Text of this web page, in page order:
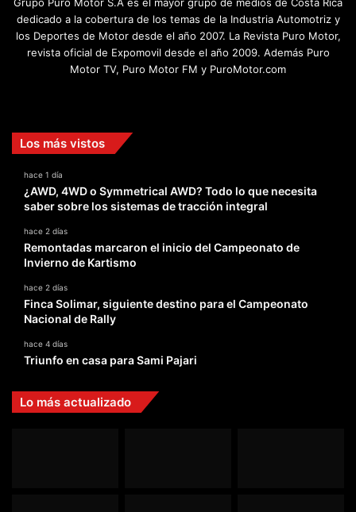
dedicado a la cobertura de los temas de la Industria Automotriz y
los Deportes de Motor desde el año 2007. La Revista Puro Motor,
revista oficial de Expomovil desde el año 2009. Además Puro
Motor TV, Puro Motor FM y PuroMotor.com
Los más vistos
hace 1 día
¿AWD, 4WD o Symmetrical AWD? Todo lo que necesita
saber sobre los sistemas de tracción integral
hace 2 días
Remontadas marcaron el inicio del Campeonato de
Invierno de Kartismo
hace 2 días
Finca Solimar, siguiente destino para el Campeonato
Nacional de Rally
hace 4 días
Triunfo en casa para Sami Pajari
Lo más actualizado